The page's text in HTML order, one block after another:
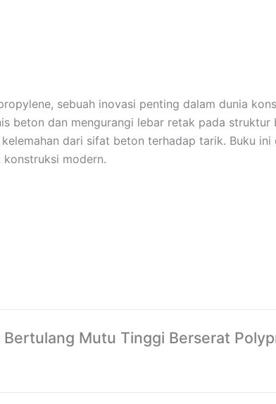
sebuah inovasi penting dalam dunia
beton dan mengurangi lebar retak pada
dari sifat beton terhadap tarik. Buku ini
modern.
Mutu Tinggi Berserat